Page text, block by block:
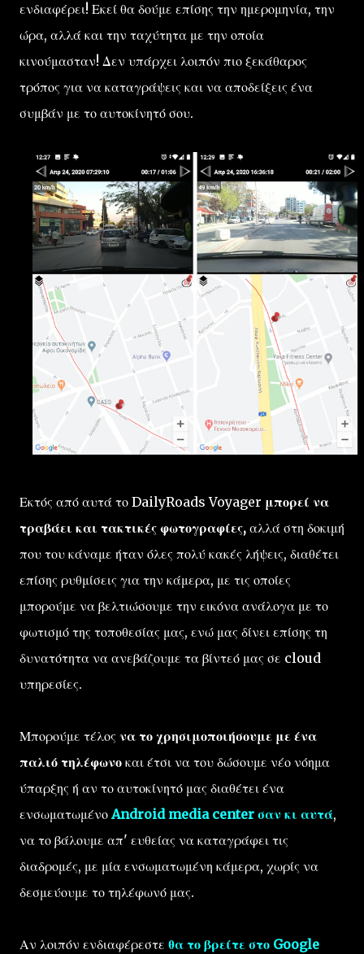
ενδιαφέρει! Εκεί θα δούμε επίσης την ημερομηνία, την
ώρα, αλλά και την ταχύτητα με την οποία
κινούμασταν! Δεν υπάρχει λοιπόν πιο ξεκάθαρος
τρόπος για να καταγράψεις και να αποδείξεις ένα
συμβάν με το αυτοκίνητό σου.
Εκτός από αυτά το DailyRoads Voyager μπορεί να
τραβάει και τακτικές φωτογραφίες, αλλά στη δοκιμή
που του κάναμε ήταν όλες πολύ κακές λήψεις, διαθέτει
επίσης ρυθμίσεις για την κάμερα, με τις οποίες
μπορούμε να βελτιώσουμε την εικόνα ανάλογα με το
φωτισμό της τοποθεσίας μας, ενώ μας δίνει επίσης τη
δυνατότητα να ανεβάζουμε τα βίντεό μας σε cloud
υπηρεσίες.
Μπορούμε τέλος να το χρησιμοποιήσουμε με ένα
παλιό τηλέφωνο και έτσι να του δώσουμε νέο νόημα
ύπαρξης ή αν το αυτοκίνητό μας διαθέτει ένα
ενσωματωμένοAndroid media center σαν κι αυτά,
να το βάλουμε απ' ευθείας να καταγράφει τις
διαδρομές, με μία ενσωματωμένη κάμερα, χωρίς να
δεσμεύουμε το τηλέφωνό μας.
Αν λοιπόν ενδιαφέρεστε θα το βρείτε στο Google